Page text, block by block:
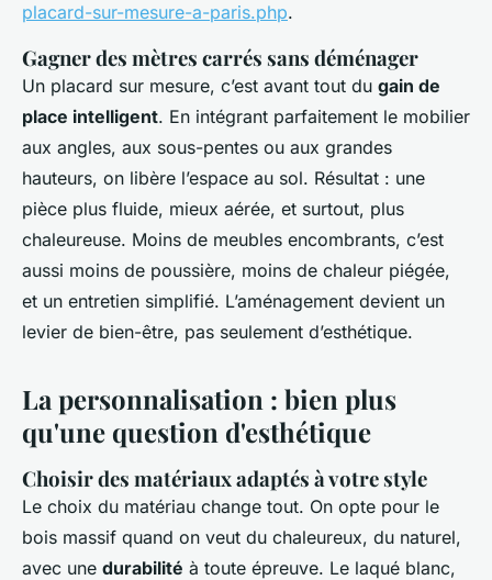
placard-sur-mesure-a-paris.php.
Gagner des mètres carrés sans déménager
Un placard sur mesure, c’est avant tout du gain de
place intelligent. En intégrant parfaitement le mobilier
aux angles, aux sous-pentes ou aux grandes
hauteurs, on libère l’espace au sol. Résultat : une
pièce plus fluide, mieux aérée, et surtout, plus
chaleureuse. Moins de meubles encombrants, c’est
aussi moins de poussière, moins de chaleur piégée,
et un entretien simplifié. L’aménagement devient un
levier de bien-être, pas seulement d’esthétique.
La personnalisation : bien plus
qu'une question d'esthétique
Choisir des matériaux adaptés à votre style
Le choix du matériau change tout. On opte pour le
bois massif quand on veut du chaleureux, du naturel,
avec une durabilité à toute épreuve. Le laqué blanc,